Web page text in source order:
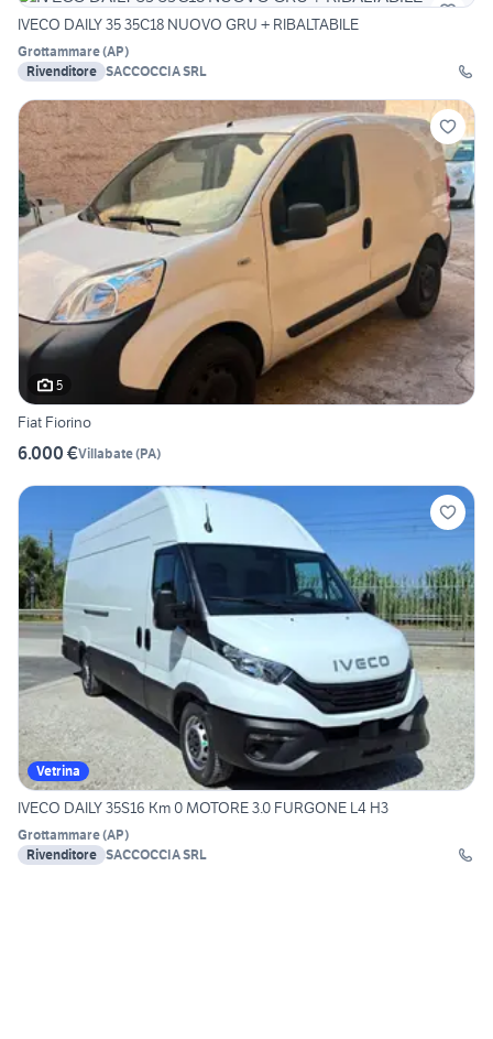
IVECO DAILY 35 35C18 NUOVO GRU + RIBALTABILE
Grottammare(AP)
Rivenditore SACCOCCIA SRL
5
Fiat Fiorino
6.000 €Villabate(PA)
Vetrina
IVECO DAILY 35S16 Km 0 MOTORE 3.0 FURGONE L4 H3
Grottammare(AP)
Rivenditore SACCOCCIA SRL